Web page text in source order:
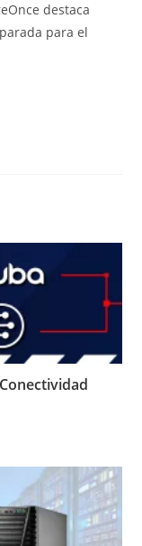
destaca
para el